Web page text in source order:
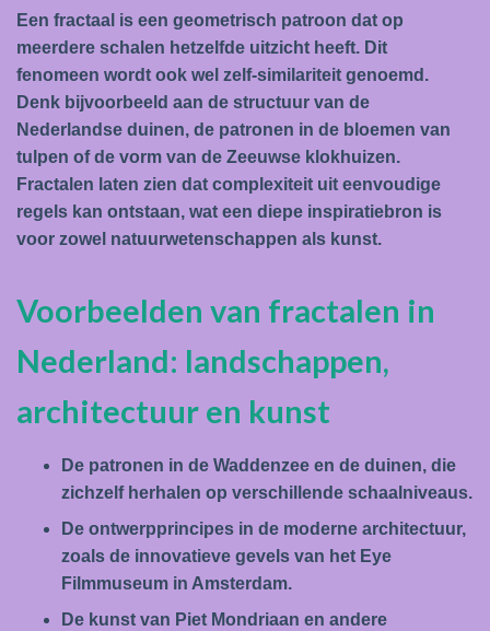
Een fractaal is een geometrisch patroon dat op
meerdere schalen hetzelfde uitzicht heeft. Dit
fenomeen wordt ook wel zelf-similariteit genoemd.
Denk bijvoorbeeld aan de structuur van de
Nederlandse duinen, de patronen in de bloemen van
tulpen of de vorm van de Zeeuwse klokhuizen.
Fractalen laten zien dat complexiteit uit eenvoudige
regels kan ontstaan, wat een diepe inspiratiebron is
voor zowel natuurwetenschappen als kunst.
Voorbeelden van fractalen in
Nederland: landschappen,
architectuur en kunst
De patronen in de Waddenzee en de duinen, die
zichzelf herhalen op verschillende schaalniveaus.
De ontwerpprincipes in de moderne architectuur,
zoals de innovatieve gevels van het Eye
Filmmuseum in Amsterdam.
De kunst van Piet Mondriaan en andere